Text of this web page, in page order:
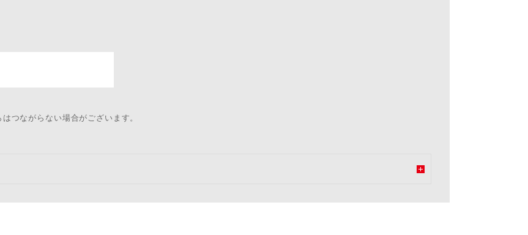
つながらない場合がございます。